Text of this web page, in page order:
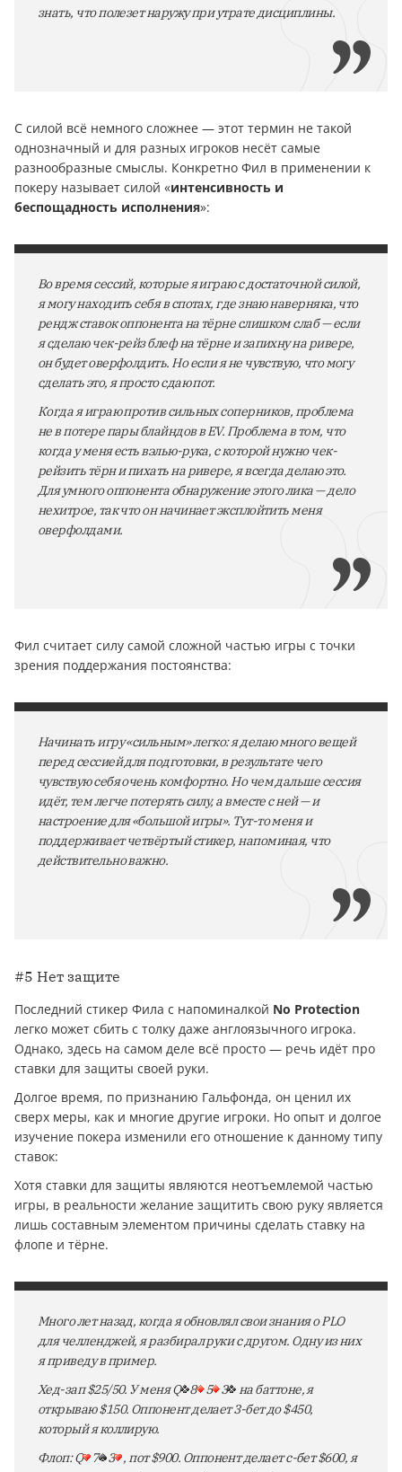
знать, что полезет наружу при утрате дисциплины.
С силой всё немного сложнее — этот термин не такой
однозначный и для разных игроков несёт самые
разнообразные смыслы. Конкретно Фил в применении к
покеру называет силой «интенсивность и
беспощадность исполнения»:
Во время сессий, которые я играю с достаточной силой,
я могу находить себя в спотах, где знаю наверняка, что
рендж ставок оппонента на тёрне слишком слаб — если
я сделаю чек-рейз блеф на тёрне и запихну на ривере,
он будет оверфолдить. Но если я не чувствую, что могу
сделать это, я просто сдаю пот.
Когда я играю против сильных соперников, проблема
не в потере пары блайндов в EV. Проблема в том, что
когда у меня есть вэлью-рука, с которой нужно чек-
рейзить тёрн и пихать на ривере, я всегда делаю это.
Для умного оппонента обнаружение этого лика — дело
нехитрое, так что он начинает эксплойтить меня
оверфолдами.
Фил считает силу самой сложной частью игры с точки
зрения поддержания постоянства:
Начинать игру «сильным» легко: я делаю много вещей
перед сессией для подготовки, в результате чего
чувствую себя очень комфортно. Но чем дальше сессия
идёт, тем легче потерять силу, а вместе с ней — и
настроение для «большой игры». Тут-то меня и
поддерживает четвёртый стикер, напоминая, что
действительно важно.
#5 Нет защите
Последний стикер Фила с напоминалкой No Protection
легко может сбить с толку даже англоязычного игрока.
Однако, здесь на самом деле всё просто — речь идёт про
ставки для защиты своей руки.
Долгое время, по признанию Гальфонда, он ценил их
сверх меры, как и многие другие игроки. Но опыт и долгое
изучение покера изменили его отношение к данному типу
ставок:
Хотя ставки для защиты являются неотъемлемой частью
игры, в реальности желание защитить свою руку является
лишь составным элементом причины сделать ставку на
флопе и тёрне.
Много лет назад, когда я обновлял свои знания о PLO
для челленджей, я разбирал руки с другом. Одну из них
я приведу в пример.
Хед-зап $25/50. У меня Q
8 5 3
на баттоне, я
открываю $150. Оппонент делает 3-бет до $450,
который я коллирую.
Флоп: Q
7 3
, пот $900. Оппонент делает c-бет $600, я